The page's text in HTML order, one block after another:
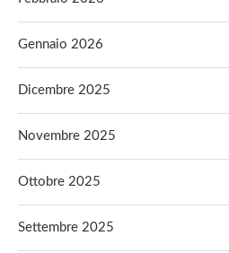
Gennaio 2026
Dicembre 2025
Novembre 2025
Ottobre 2025
Settembre 2025